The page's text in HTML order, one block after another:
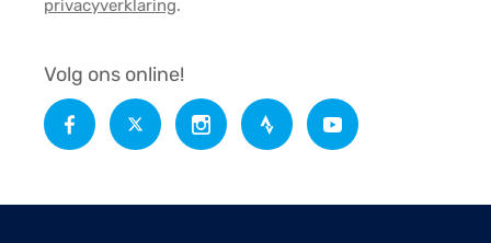
privacyverklaring.
Volg ons online!